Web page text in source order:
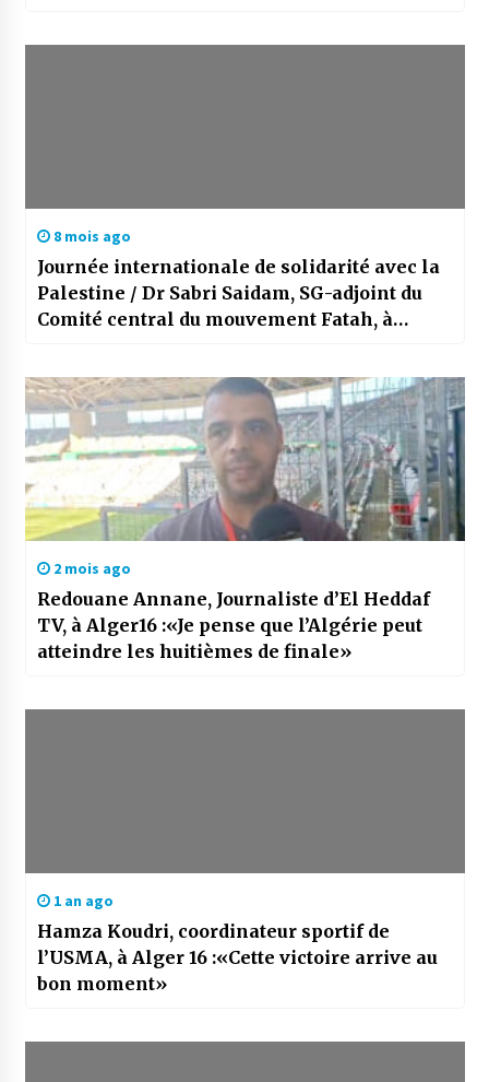
8 mois ago
Journée internationale de solidarité avec la
Palestine / Dr Sabri Saidam, SG-adjoint du
Comité central du mouvement Fatah, à
son soutien historique»
2 mois ago
Redouane Annane, Journaliste d’El Heddaf
TV, à Alger16 :«Je pense que l’Algérie peut
atteindre les huitièmes de finale»
1 an ago
Hamza Koudri, coordinateur sportif de
l’USMA, à Alger 16 :«Cette victoire arrive au
bon moment»